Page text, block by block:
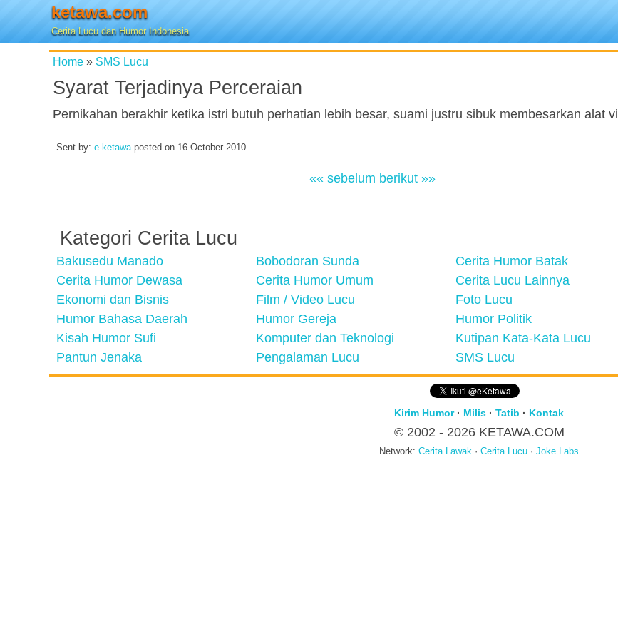
ketawa.com
Cerita Lucu dan Humor Indonesia
Home » SMS Lucu
Syarat Terjadinya Perceraian
Pernikahan berakhir ketika istri butuh perhatian lebih besar, suami justru sibuk membesarkan alat
Sent by: e-ketawaposted on 16 October 2010
«« sebelum berikut »»
Kategori Cerita Lucu
Bakusedu Manado Bobodoran Sunda Cerita Humor Batak
Cerita Humor Dewasa
Cerita Humor Umum Cerita Lucu Lainnya
Ekonomi dan Bisnis
Film / Video Lucu Foto Lucu
Humor Bahasa Daerah
Humor Gereja Humor Politik
Kisah Humor Sufi
Komputer dan Teknologi Kutipan Kata-Kata Lucu
Pantun Jenaka
Pengalaman Lucu SMS Lucu
Kirim Humor· Milis · Tatib · Kontak
© 2002 - 2026 KETAWA.COM
Network: Cerita Lawak · Cerita Lucu · Joke Labs